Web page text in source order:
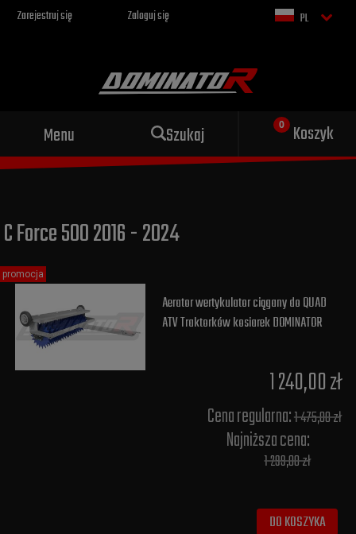
Zarejestruj się Zaloguj się PL
Menu Szukaj Koszyk
Sportowy wydech dla Twojego
C Force 500 2016 - 2024
Aerator wertykulator ciągany do QUAD
ATV Traktorków kosiarek DOMINATOR
1 240,00 zł
Cena regularna:1 475,00 zł
Najniższa cena:
1 299,00 zł
DO KOSZYKA
promocja